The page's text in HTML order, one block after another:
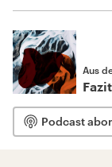
Aus
Fazit
Podcast